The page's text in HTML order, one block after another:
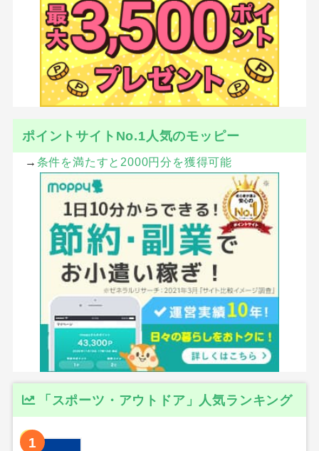
ポイントサイトNo.1人気のモッピー
→ 条件を満たすと2000円分を獲得可能
「スポーツ・アウトドア」人気ランキング
1